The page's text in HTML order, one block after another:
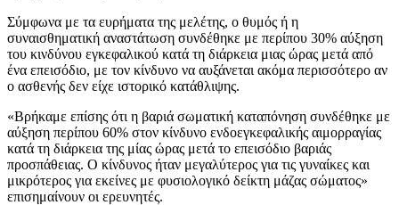
Σύμφωνα με τα ευρήματα της μελέτης, ο θυμός ή η
συναισθηματική αναστάτωση συνδέθηκε με περίπου 30% αύξηση
του κινδύνου εγκεφαλικού κατά τη διάρκεια μιας ώρας μετά από
ένα επεισόδιο, με τον κίνδυνο να αυξάνεται ακόμα περισσότερο αν
ο ασθενής δεν είχε ιστορικό κατάθλιψης.
«Βρήκαμε επίσης ότι η βαριά σωματική καταπόνηση συνδέθηκε με
αύξηση περίπου 60% στον κίνδυνο ενδοεγκεφαλικής αιμορραγίας
κατά τη διάρκεια της μίας ώρας μετά το επεισόδιο βαριάς
προσπάθειας. Ο κίνδυνος ήταν μεγαλύτερος για τις γυναίκες και
μικρότερος για εκείνες με φυσιολογικό δείκτη μάζας σώματος»
επισημαίνουν οι ερευνητές.